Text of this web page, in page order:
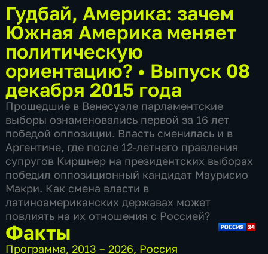
Гудбай, Америка: зачем
Южная Америка меняет
политическую
ориентацию? • Выпуск 08
декабря 2015 года
Прошедшие в Венесуэле парламентские
выборы ознаменовались первой за 16 лет
победой оппозиции. Власть сменилась и в
Аргентине, где после 12-летнего правления
супругов Киршнер на президентских выборах
победил оппозиционный кандидат Маурисио
Макри. Как смена власти в
латиноамериканских державах может
повлиять на их отношения с Россией?
Факты
Программа,2013 – 2026, Россия